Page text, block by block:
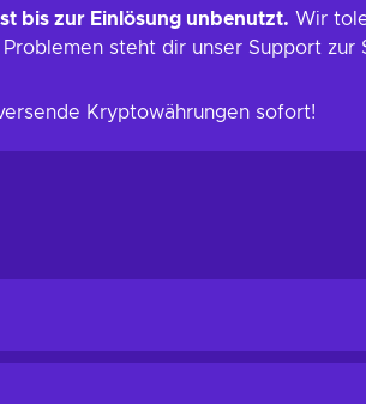
bis zur Einlösung unbenutzt. Wir
steht dir unser Support zur
Kryptowährungen sofort!
be redeemed. Without verification the